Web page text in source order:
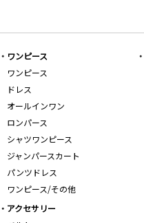
ワンピース
ワンピース
ドレス
オールインワン
ロンパース
シャツワンピース
ジャンパースカート
パンツドレス
ワンピース/その他
アクセサリー